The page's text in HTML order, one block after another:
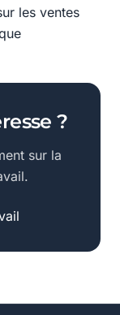
les ventes
?
sur la